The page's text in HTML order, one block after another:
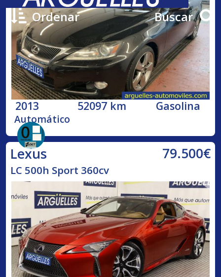
Ordenar Buscar
2013 52097 km Gasolina
Automático
Lexus 79.500€
LC 500h Sport 360cv